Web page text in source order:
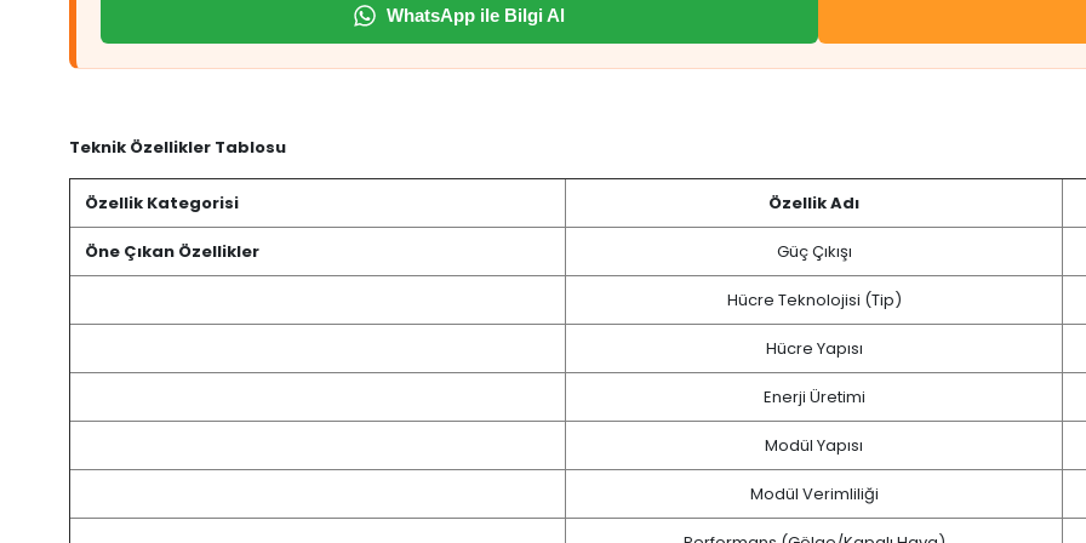
WhatsApp ile Bilgi Al
Teknik Özellikler Tablosu
Özellik Kategorisi Özellik Adı
Öne Çıkan Özellikler Güç Çıkışı
Hücre Teknolojisi (Tip)
Hücre Yapısı
Enerji Üretimi
Modül Yapısı
Modül Verimliliği